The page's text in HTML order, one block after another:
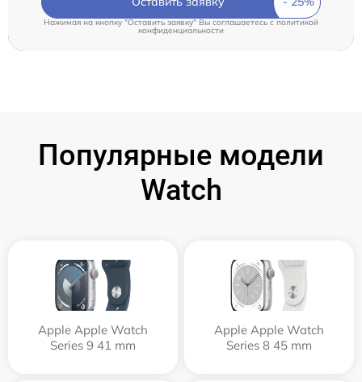
Нажимая на кнопку "Оставить заявку" Вы соглашаетесь cполитикой
конфиденциальности
Популярные модели
Watch
Apple Apple Watch
Series 9 41 mm
Apple Apple Watch
Series 8 45 mm